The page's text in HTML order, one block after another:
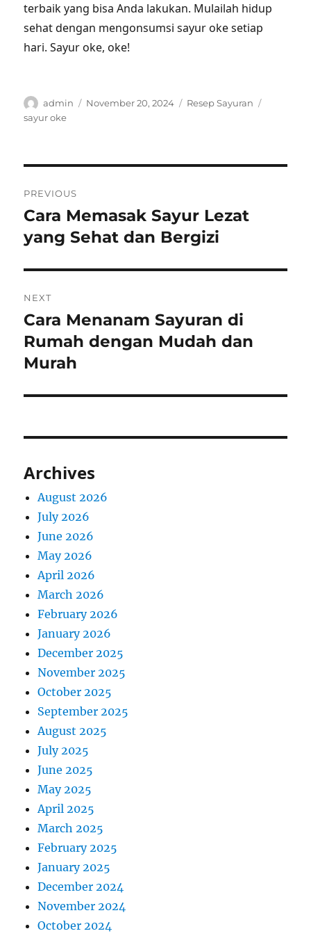
terbaik yang bisa Anda lakukan. Mulailah hidup
sehat dengan mengonsumsi sayur oke setiap
hari. Sayur oke, oke!
Author
admin
Posted
November 20, 2024 Categories
Resep Sayuran
sayur oke
navigation
PREVIOUS
Previous
post:
Cara Memasak Sayur Lezat
yang Sehat dan Bergizi
NEXT
Next
post:
Cara Menanam Sayuran di
Rumah dengan Mudah dan
Murah
Archives
August 2026
July 2026
June 2026
May 2026
April 2026
March 2026
February 2026
January 2026
December 2025
November 2025
October 2025
September 2025
August 2025
July 2025
June 2025
May 2025
April 2025
March 2025
February 2025
January 2025
December 2024
November 2024
October 2024